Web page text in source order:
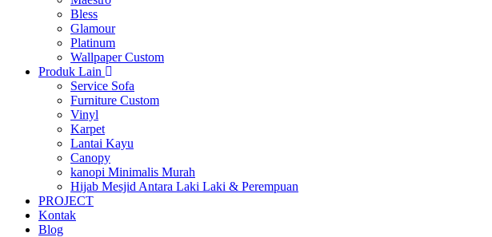
Bless
Glamour
Platinum
Wallpaper Custom
Produk Lain
Service Sofa
Furniture Custom
Vinyl
Karpet
Lantai Kayu
Canopy
kanopi Minimalis Murah
Hijab Mesjid Antara Laki Laki & Perempuan
PROJECT
Kontak
Blog